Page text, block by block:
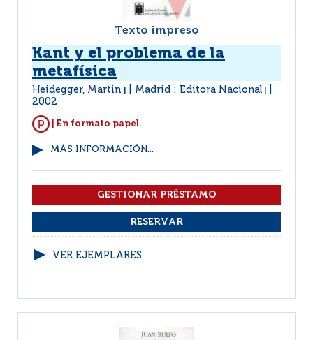
Texto impreso
Kant y el problema de la
metafísica
Heidegger, Martin Madrid : Editora Nacional
2002
| En formato papel.
MÁS INFORMACIÓN...
VER EJEMPLARES